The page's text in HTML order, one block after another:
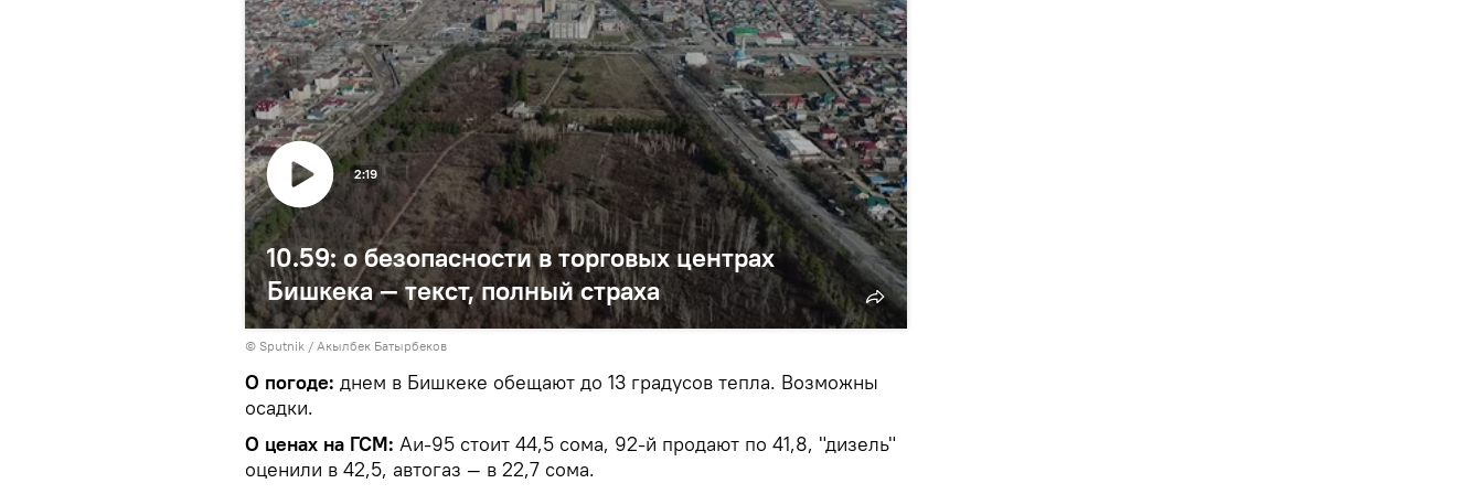
10.59: о безопасности в торговых центрах
Бишкека — текст, полный страха
2:19
© Sputnik / Акылбек Батырбеков
О погоде: днем в Бишкеке обещают до 13 градусов тепла. Возможны
осадки.
О ценах на ГСМ: Аи-95 стоит 44,5 сома, 92-й продают по 41,8, "дизель"
оценили в 42,5, автогаз — в 22,7 сома.